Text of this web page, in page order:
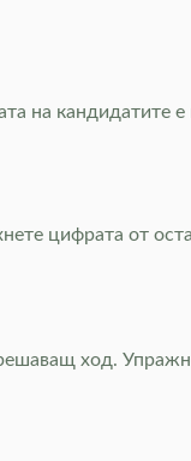
на кандидатите е
цифрата от
ход.